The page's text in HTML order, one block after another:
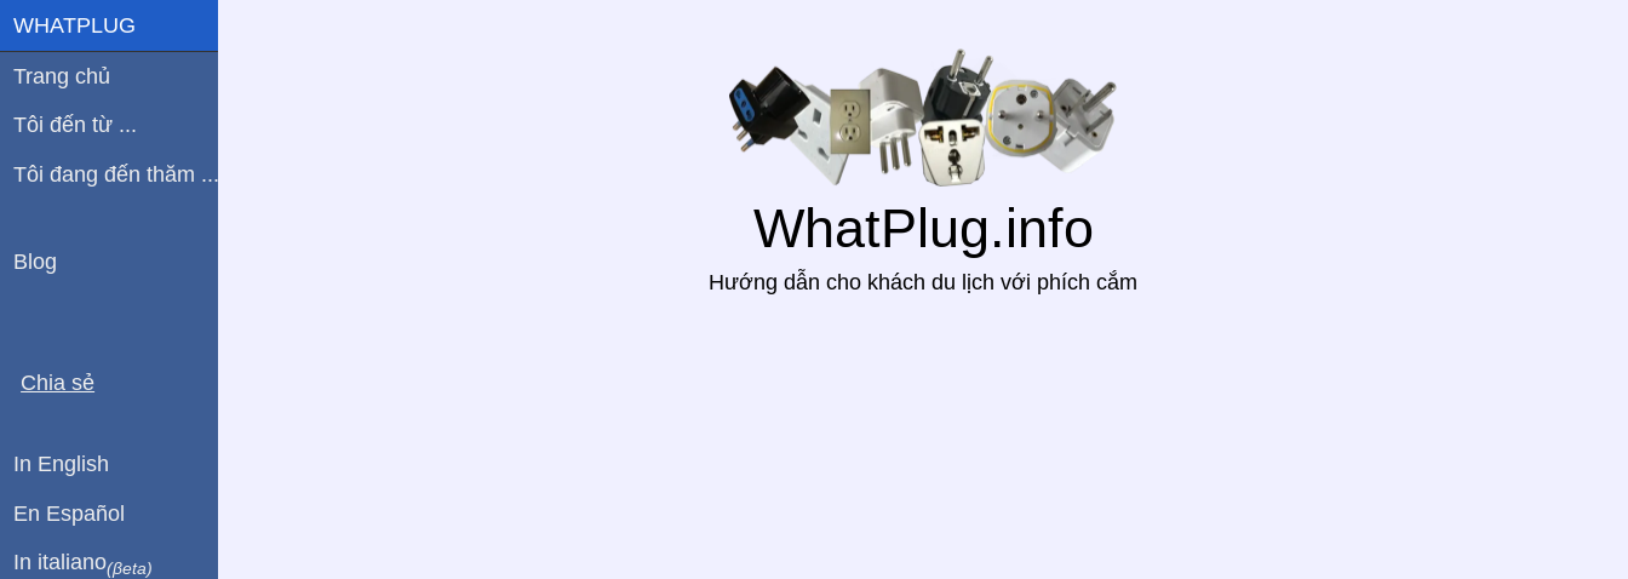
WhatPlug.info
Hướng dẫn cho khách du lịch với phích cắm
WHATPLUG
Trang chủ
Tôi đến từ ...
Tôi đang đến thăm ...
Blog
Chia sẻ
In English
En Español
In italiano(βeta)